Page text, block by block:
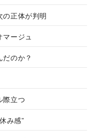
の正体が判明
ージュ
だのか？
際立つ
み感”